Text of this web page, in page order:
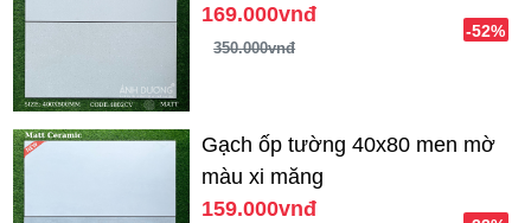
169.000vnđ
350.000vnđ
-52%
Gạch ốp tường 40x80 men mờ
màu xi măng
159.000vnđ